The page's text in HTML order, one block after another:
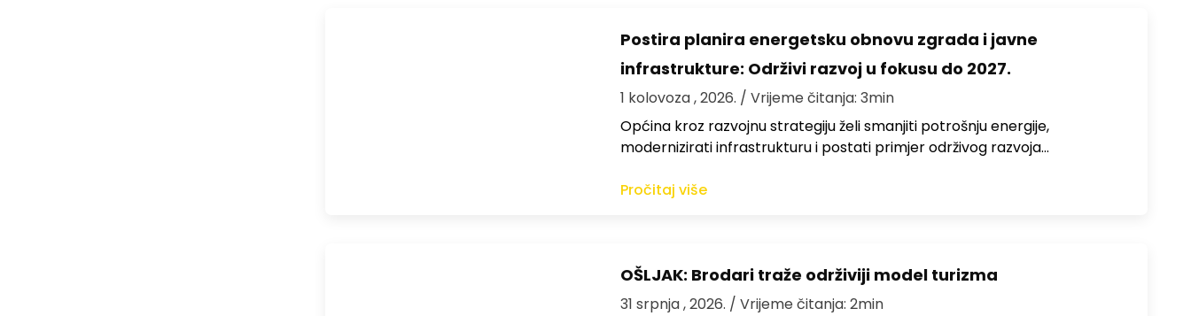
Postira planira energetsku obnovu zgrada i javne
infrastrukture: Održivi razvoj u fokusu do 2027.
1 kolovoza , 2026. / Vrijeme čitanja: 3min
Općina kroz razvojnu strategiju želi smanjiti potrošnju energije,
modernizirati infrastrukturu i postati primjer održivog razvoja…
Pročitaj više
OŠLJAK: Brodari traže održiviji model turizma
31 srpnja , 2026. / Vrijeme čitanja: 2min